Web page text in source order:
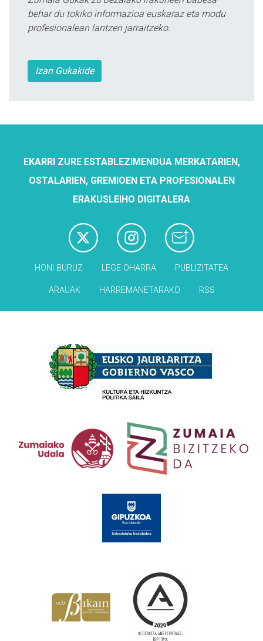
behar du tokiko informazioa euskaraz eta modu
profesionalean lantzen jarraitzeko.
Izan Gukakide
EKARRI ZURE ESTABLEZIMENDUA MERKATARIEN,
OSTALARIEN, GREMIOEN ETA PROFESIONALEN
ERAKUSLEIHO DIGITALERA
HONI BURUZ LEGE OHARRA PUBLIZITATEA
ARAUAK HARREMANETARAKO RSS